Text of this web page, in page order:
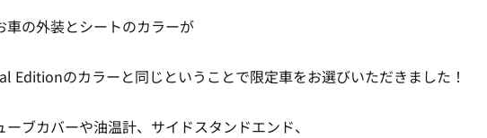
車の外装とシートのカラーが
Editionのカラーと同じということで限定車をお選びいただきました！
ーブカバーや油温計、サイドスタンドエンド、